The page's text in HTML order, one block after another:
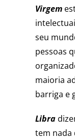
Virgem
seu
pessoas
maioria
barriga e
Libra
tem nada